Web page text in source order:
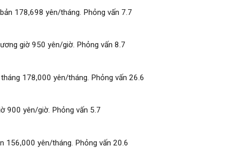
178,698 yên/tháng. Phỏng vấn 7.7
giờ 950 yên/giờ. Phỏng vấn 8.7
178,000 yên/tháng. Phỏng vấn 26.6
900 yên/giờ. Phỏng vấn 5.7
156,000 yên/tháng. Phỏng vấn 20.6